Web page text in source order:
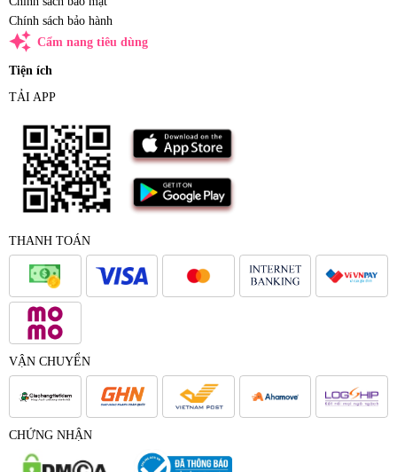
Chính sách bảo hành
auto_awesome Cẩm nang tiêu dùng
Tiện ích
TẢI APP
THANH TOÁN
VẬN CHUYỂN
CHỨNG NHẬN